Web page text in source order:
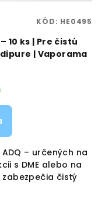
10 ks | Pre čistú
| Vaporama
– určených na
s DME alebo na
zabezpečia čistý
KÓD: HE0495